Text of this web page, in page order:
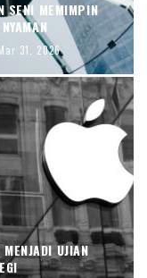
SENI MEMIMPIN
31, 2026
UJIAN